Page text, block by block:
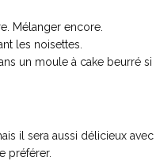
Mélanger encore.
les noisettes.
un moule à cake beurré si
il sera aussi délicieux
préférer.